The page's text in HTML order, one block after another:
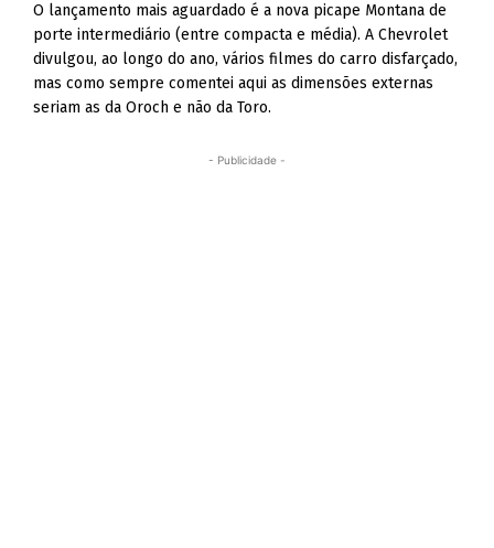
O lançamento mais aguardado é a nova picape Montana de
porte intermediário (entre compacta e média). A Chevrolet
divulgou, ao longo do ano, vários filmes do carro disfarçado,
mas como sempre comentei aqui as dimensões externas
seriam as da Oroch e não da Toro.
- Publicidade -